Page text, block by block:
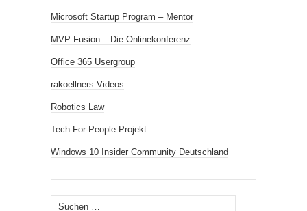
Microsoft Startup Program – Mentor
MVP Fusion – Die Onlinekonferenz
Office 365 Usergroup
rakoellners Videos
Robotics Law
Tech-For-People Projekt
Windows 10 Insider Community Deutschland
Suchen